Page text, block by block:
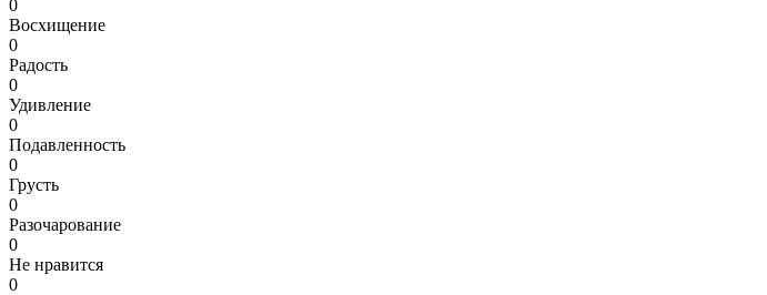
0
Восхищение
0
Радость
0
Удивление
0
Подавленность
0
Грусть
0
Разочарование
0
Не нравится
0